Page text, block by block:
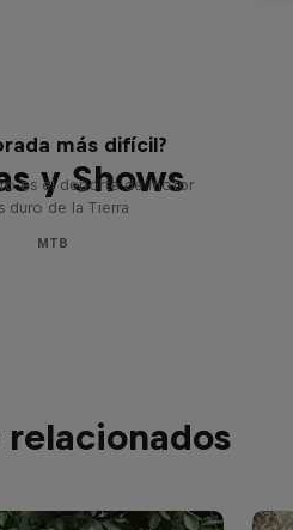
y Shows
más difícil?
es el deporte de motor
duro de la Tierra
MTB
relacionados